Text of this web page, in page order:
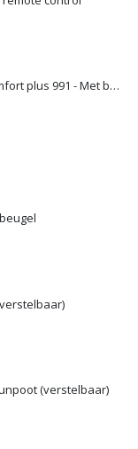
Homecare Douche WC - Comfort plus 991 - Met brilverwarming
(verstelbaar)